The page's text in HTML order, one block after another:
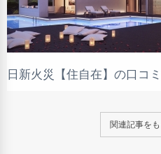
日新火災【住自在】の口コ
関連記事を